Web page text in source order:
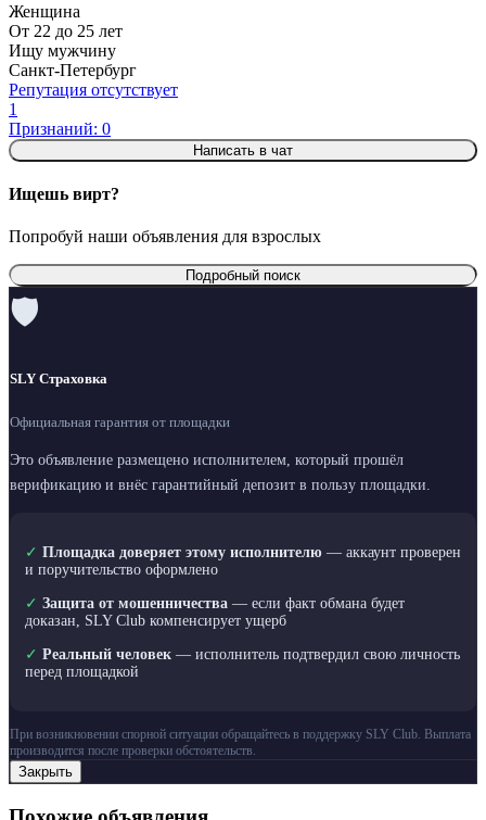
Женщина
От 22 до 25 лет
Ищу мужчину
Санкт-Петербург
Репутация отсутствует
1
Признаний: 0
Написать в чат
Ищешь вирт?
Попробуй наши объявления для взрослых
Подробный поиск
🛡
SLY Страховка
Официальная гарантия от площадки
Это объявление размещено исполнителем, который прошёл
верификацию и внёс гарантийный депозит в пользу площадки.
✓ Площадка доверяет этому исполнителю — аккаунт проверен
и поручительство оформлено
✓ Защита от мошенничества — если факт обмана будет
доказан, SLY Club компенсирует ущерб
✓ Реальный человек — исполнитель подтвердил свою личность
перед площадкой
При возникновении спорной ситуации обращайтесь в поддержку SLY Club. Выплата
производится после проверки обстоятельств.
Закрыть